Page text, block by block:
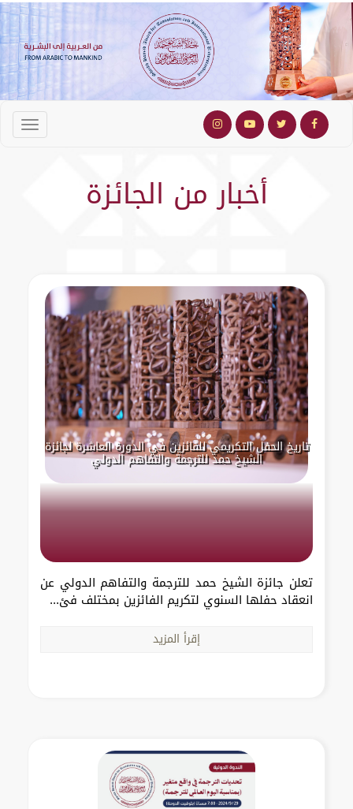
أخبار من الجائزة
تاريخ الحفل التكريمي للفائزين في الدورة العاشرة لجائزة
الشيخ حمد للترجمة والتفاهم الدولي
تعلن جائزة الشيخ حمد للترجمة والتفاهم الدولي عن
انعقاد حفلها السنوي لتكريم الفائزين بمختلف فئ...
إقرأ المزيد